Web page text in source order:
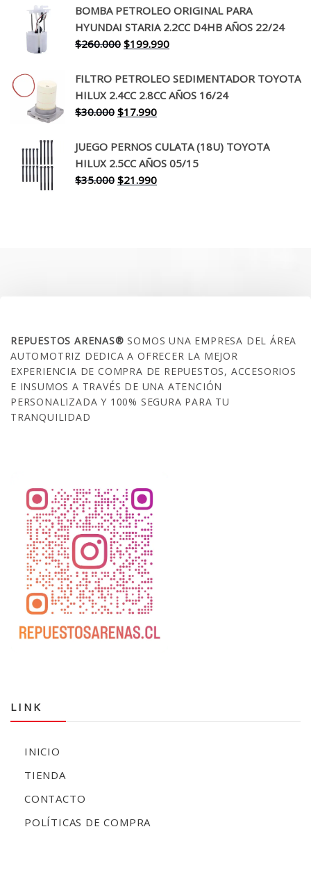
original
era:
$650.000.
actual
es:
$519.990.
BOMBA PETROLEO ORIGINAL PARA
HYUNDAI STARIA 2.2CC D4HB AÑOS 22/24
$260.000 El
original
era:
$260.000.
$199.990El
actual
es:
FILTRO PETROLEO SEDIMENTADOR TOYOTA
HILUX 2.4CC 2.8CC AÑOS 16/24
$30.000 El
original
era:
$30.000.
$17.990El
actual
es:
$17.990.
JUEGO PERNOS CULATA (18U) TOYOTA
HILUX 2.5CC AÑOS 05/15
$35.000 El
$21.990El
REPUESTOS ARENAS®SOMOS UNA EMPRESA DEL ÁREA
AUTOMOTRIZ DEDICA A OFRECER LA MEJOR
EXPERIENCIA DE COMPRA DE REPUESTOS, ACCESORIOS
E INSUMOS A TRAVÉS DE UNA ATENCIÓN
PERSONALIZADA Y 100% SEGURA PARA TU
TRANQUILIDAD
LINK
INICIO
TIENDA
CONTACTO
POLÍTICAS DE COMPRA